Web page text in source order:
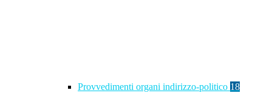
Provvedimenti organi indirizzo-politico 18